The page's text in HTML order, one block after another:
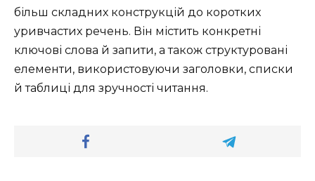
більш складних конструкцій до коротких
уривчастих речень. Він містить конкретні
ключові слова й запити, а також структуровані
елементи, використовуючи заголовки, списки
й таблиці для зручності читання.